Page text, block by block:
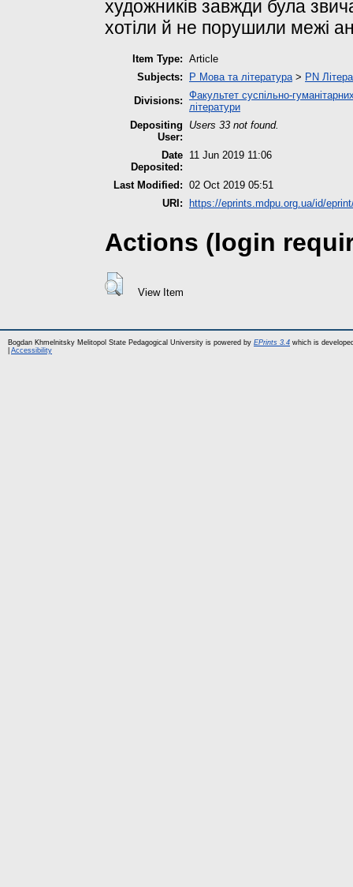
художників завжди була
хотіли й не порушили межі
Item Type: Article
Subjects:
P Мова та література> PN
Divisions: Факультет суспільно-
літератури
Depositing
User:
Users 33 not found.
Date
Deposited:
11 Jun 2019 11:06
Last Modified: 02 Oct 2019 05:51
URI:
https://eprints.mdpu.org.ua/id/
Actions (login
View Item
Bogdan Khmelnitsky Melitopol State Pedagogical University is powered by EPrints 3.4 which is
Accessibility